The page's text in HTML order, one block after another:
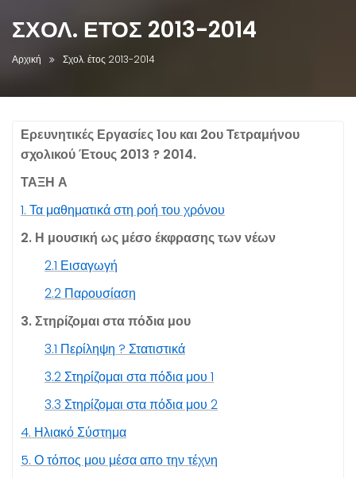
ΣΧΟΛ. ΈΤΟΣ 2013-2014
Αρχική Σχολ. έτος 2013-2014
Ερευνητικές Εργασίες1ου και 2ου Τετραμήνου
σχολικού Έτους 2013 ? 2014.
ΤΑΞΗ Α
1. Τα μαθηματικά στη ροή του χρόνου
2. Η μουσική ως μέσο έκφρασης των νέων
2.1 Εισαγωγή
2.2 Παρουσίαση
3. Στηρίζομαι στα πόδια μου
3.1 Περίληψη ? Στατιστικά
3.2Στηρίζομαι στα πόδια μου 1
3.3 Στηρίζομαι στα πόδια μου 2
4. Ηλιακό Σύστημα
5. Ο τόπος μου μέσα απο την τέχνη